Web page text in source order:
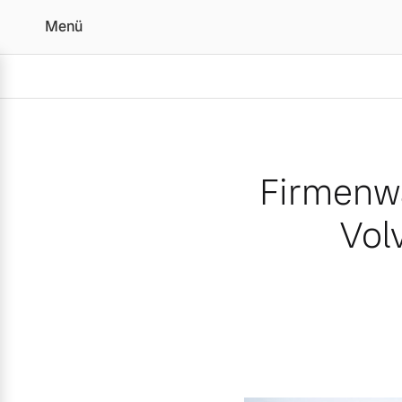
Menü